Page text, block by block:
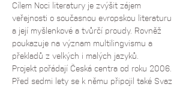
Cílem Noci literatury je zvýšit zájem
veřejnosti o současnou evropskou literaturu
a její myšlenkové a tvůrčí proudy. Rovněž
poukazuje na význam multilingvismu a
překladů z velkých i malých jazyků.
Projekt pořádají Česká centra od roku 2006.
Před sedmi lety se k němu připojil také Svaz